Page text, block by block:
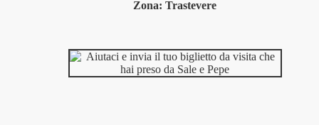
Zona: Trastevere